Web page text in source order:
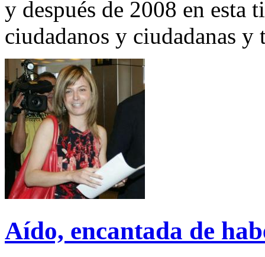
y después de 2008 en esta
ciudadanos y ciudadanas
Aído, encantada de